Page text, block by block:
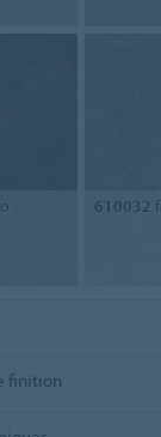
610032
finition